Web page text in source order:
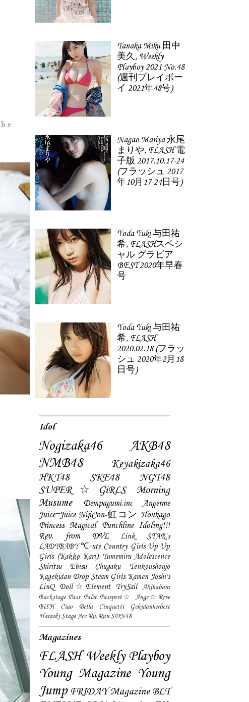
Tanaka Miku 田中
美久, Weekly
Playboy 2021 No.48
(週刊プレイボー
イ 2021年48号)
Nagao Mariya 永尾
まりや, FLASH 電
子版 2017.10.17-24
(フラッシュ 2017
年10月17-24日号)
Yoda Yuki 与田祐
希, FLASHスペシ
ャル グラビア
BEST 2020年早春
号
Yoda Yuki 与田祐
希, FLASH
2020.02.18 (フラッ
シュ 2020年2月18
日号)
Idol
Nogizaka46
AKB48
NMB48
Keyakizaka46
HKT48
SKE48
NGT48
SUPER☆GiRLS
Morning
Musume
Dempagumi.inc
Angerme
Juice=Juice NijiCon-虹コン Houkago
Princess Magical Punchline Idoling!!!
Rev. from DVL
Link STAR`s
LADYBABY ℃-ute Country Girls Up Up
Girls (Kakko Kari) Yumemiru Adolescence
Shiritsu Ebisu Chugaku
Tenkoushoujo
Kagekidan Drop Steam Girls Kamen Joshi's
LinQ Doll☆Element TrySail
Akihabara
Backstage Pass Palet Passport☆
Ange☆Reve
BiSH
Ciao Bella Cinquetti
Gekidanherbest
Haraeki Stage Ace Ru:Run SDN48
Magazines
FLASH Weekly Playboy
Young Magazine Young
Jump FRIDAY Magazine BLT